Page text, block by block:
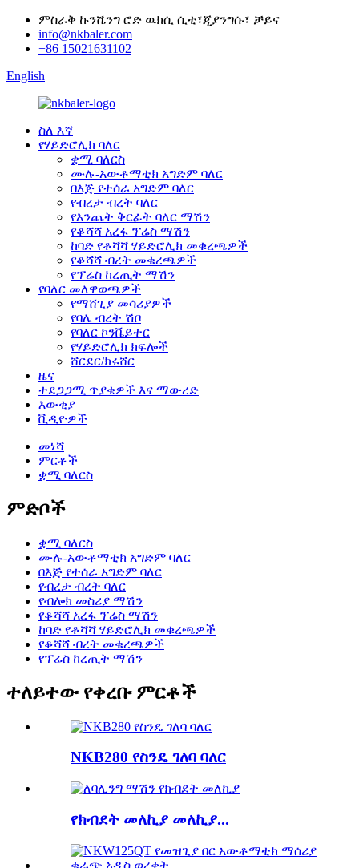
ምስራቅ ኩንሼንግ ሮድ ዉክሲ ሲቲ፣ጂያንግሱ፣ ቻይና
info@nkbaler.com
+86 15021631102
English
ስለ እኛ
የሃይድሮሊክ ባለር
ቋሚ ባለርስ
ሙሉ-አውቶማቲክ አግድም ባለር
በእጅ የተሰራ አግድም ባለር
የብረታ ብረት ባለር
የእንጨት ቅርፊት ባለር ማሽን
የቆሻሻ አረፋ ፕሬስ ማሽን
ከባድ የቆሻሻ ሃይድሮሊክ መቁረጫዎች
የቆሻሻ ብረት መቁረጫዎች
የፕሬስ ከረጢት ማሽን
የባለር መለዋወጫዎች
የማሸጊያ መሳሪያዎች
የባሌ ብረት ሽቦ
የባለር ኮንቬይተር
የሃይድሮሊክ ክፍሎች
ሸርደር/ክሩሸር
ዜና
ተደጋጋሚ ጥያቄዎች እና ማውረድ
እውቂያ
ቪዲዮዎች
መነሻ
ምርቶች
ቋሚ ባለርስ
ምድቦች
ቋሚ ባለርስ
ሙሉ-አውቶማቲክ አግድም ባለር
በእጅ የተሰራ አግድም ባለር
የብረታ ብረት ባለር
የብሎክ መስሪያ ማሽን
የቆሻሻ አረፋ ፕሬስ ማሽን
ከባድ የቆሻሻ ሃይድሮሊክ መቁረጫዎች
የቆሻሻ ብረት መቁረጫዎች
የፕሬስ ከረጢት ማሽን
ተለይተው የቀረቡ ምርቶች
NKB280 የስንዴ ገለባ ባለር
የክብደት መለኪያ መለኪያ...